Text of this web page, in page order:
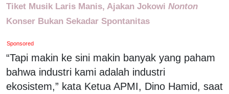
Tiket Musik Laris Manis, Ajakan Jokowi Nonton
Konser Bukan Sekadar Spontanitas
Sponsored
“Tapi makin ke sini makin banyak yang paham
bahwa industri kami adalah industri
ekosistem,” kata Ketua APMI, Dino Hamid, saat